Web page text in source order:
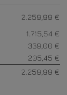
2.259,99 €
1.715,54 €
339,00 €
205,45 €
2.259,99 €